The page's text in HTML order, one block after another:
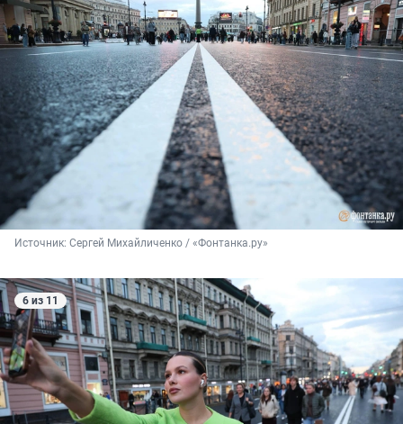
Источник: Сергей Михайличенко / «Фонтанка.ру»
6 из 11